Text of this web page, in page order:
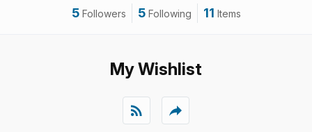
5 Followers 5 Following 11 Items
My Wishlist
rss_feed reply